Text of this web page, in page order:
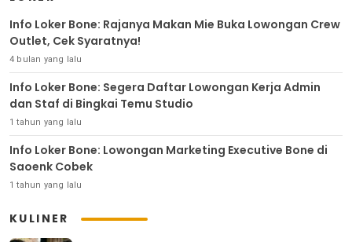
Info Loker Bone: Rajanya Makan Mie Buka Lowongan Crew
Outlet, Cek Syaratnya!
4 bulan yang lalu
Info Loker Bone: Segera Daftar Lowongan Kerja Admin
dan Staf di Bingkai Temu Studio
1 tahun yang lalu
Info Loker Bone: Lowongan Marketing Executive Bone di
Saoenk Cobek
1 tahun yang lalu
KULINER